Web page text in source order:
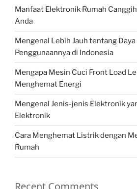
Manfaat Elektronik Rumah
Anda
Mengenal Lebih Jauh tentang
Penggunaannya di Indonesia
Mengapa Mesin Cuci Front Load
Menghemat Energi
Mengenal Jenis-jenis Elektronik
Elektronik
Cara Menghemat Listrik dengan
Rumah
Recent Comments